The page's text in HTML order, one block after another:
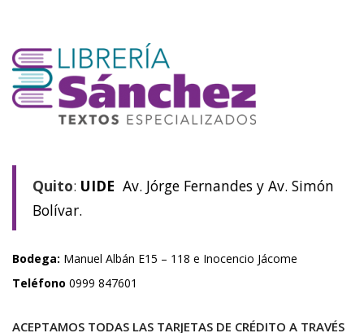
Quito: UIDE Av. Jórge Fernandes y Av. Simón
Bolívar.
Bodega: Manuel Albán E15 – 118 e Inocencio Jácome
Teléfono 0999 847601
ACEPTAMOS TODAS LAS TARJETAS DE CRÉDITO A TRAVÉS